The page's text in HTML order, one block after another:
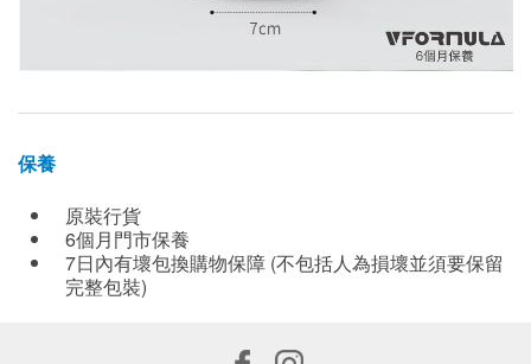
保養
原裝行貨
6個月門市保養
7日內有壞包換購物保障 (不包括人為損壞並須要保留
完整包裝)